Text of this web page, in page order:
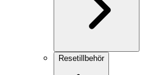
Resetillbehör